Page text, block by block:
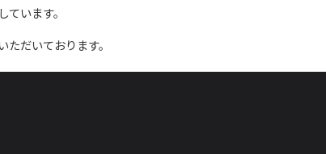
います。
だいております。